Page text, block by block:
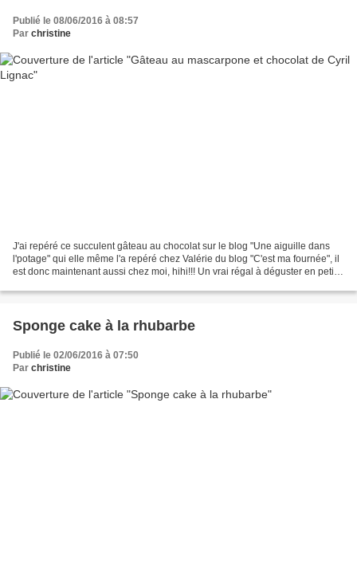
Publié le 08/06/2016 à 08:57
Par christine
J'ai repéré ce succulent gâteau au chocolat sur le blog "Une aiguille dans
l'potage" qui elle même l'a repéré chez Valérie du blog "C'est ma fournée", il
est donc maintenant aussi chez moi, hihi!!! Un vrai régal à déguster en petits
Sponge cake à la rhubarbe
Publié le 02/06/2016 à 07:50
Par christine